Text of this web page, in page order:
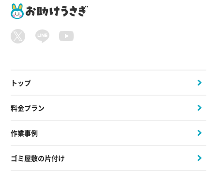
トップ
料金プラン
作業事例
ゴミ屋敷の片付け